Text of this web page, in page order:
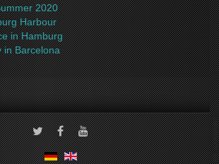
2020
Harbour
in Hamburg
in Barcelona